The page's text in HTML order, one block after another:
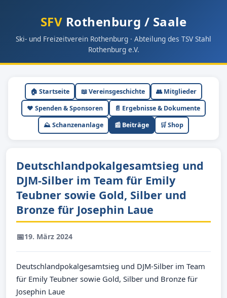
SFV Rothenburg / Saale
Ski- und Freizeitverein Rothenburg · Abteilung des TSV Stahl
Rothenburg e.V.
🏠 Startseite 📖 Vereinsgeschichte
👥 Mitglieder
❤️ Spenden & Sponsoren
📄 Ergebnisse & Dokumente
⛰ Schanzenanlage
📰 Beiträge 🛒 Shop
Deutschlandpokalgesamtsieg und
DJM-Silber im Team für Emily
Teubner sowie Gold, Silber und
Bronze für Josephin Laue
📅19. März 2024
Deutschlandpokalgesamtsieg und DJM-Silber im Team
für Emily Teubner sowie Gold, Silber und Bronze für
Josephin Laue